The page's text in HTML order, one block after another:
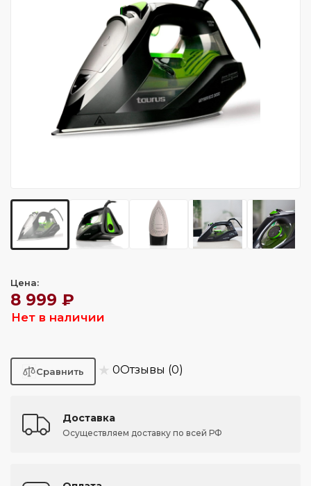
Цена:
8 999 ₽
Нет в наличии
★ 0Отзывы (0)
Доставка
Осуществляем доставку по всей РФ